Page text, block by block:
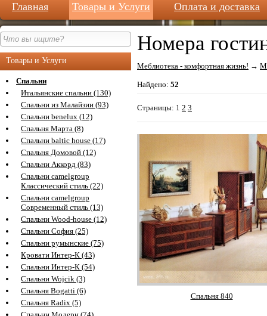
Главная Товары и Услуги Оплата и доставка
Товары и Услуги
Спальни
Итальянские спальни (130)
Спальни из Малайзии (93)
Спальни benelux (12)
Спальня Марта (8)
Спальни baltic house (17)
Спальня Домовой (12)
Спальни Аккорд (83)
Спальни camelgroup
Классический стиль (22)
Спальни camelgroup
Современный стиль (13)
Спальни Wood-house (12)
Спальни София (25)
Спальни румынские (75)
Кровати Интер-К (43)
Спальни Интер-К (54)
Спальни Wojcik (3)
Спальня Bogatti (6)
Спальня Radix (5)
Номера
Меблиотека - комфортная жизнь! →
Найдено: 52
Страницы: 1 2 3
Спальня 840